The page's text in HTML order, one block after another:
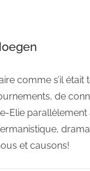
comme s’il
de
Elie
et causons!